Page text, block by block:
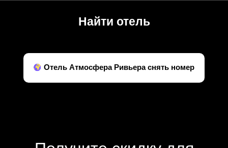
Найти отель
Отель Атмосфера Ривьера снять номер